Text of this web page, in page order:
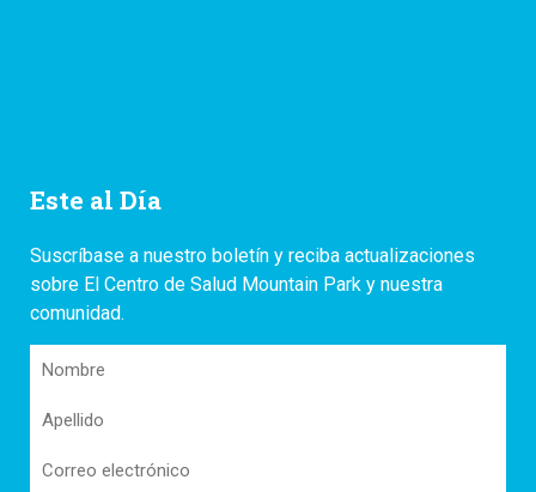
Este al Día
Suscríbase a nuestro boletín y reciba actualizaciones
sobre El Centro de Salud Mountain Park y nuestra
comunidad.
Nombre
Apellido
Correo